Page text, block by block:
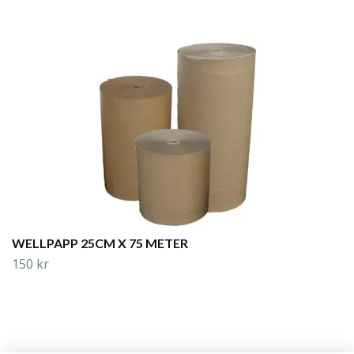
WELLPAPP 25CM X 75 METER
150 kr